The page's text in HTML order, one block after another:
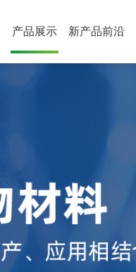
产品展示 新产品前沿